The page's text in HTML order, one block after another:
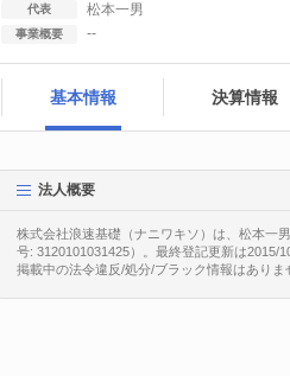
代表 松本一男
事業概要 --
基本情報 決算情報
法人概要
株式会社浪速基礎（ナニワキソ）は、松本一
号: 3120101031425）。最終登記更新は2015/
掲載中の法令違反/処分/ブラック情報はありま